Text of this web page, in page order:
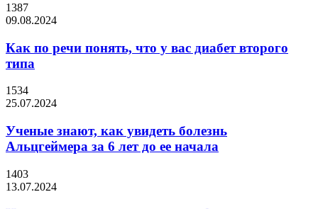
1387
09.08.2024
Как по речи понять, что у вас диабет второго
типа
1534
25.07.2024
Ученые знают, как увидеть болезнь
Альцгеймера за 6 лет до ее начала
1403
13.07.2024